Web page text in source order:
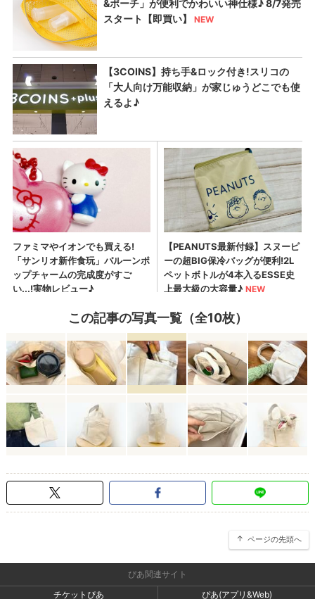
この記事の写真一覧（全10枚）
ページの先頭へ
ぴあ関連サイト
チケットぴあ
ぴあ(アプリ&Web)